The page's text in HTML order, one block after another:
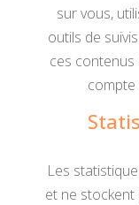
sur vous,
outils de
ces contenus
Les
et ne